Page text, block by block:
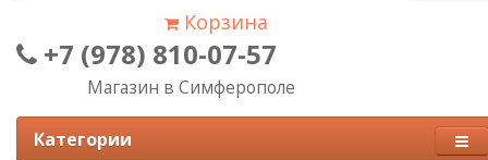
Корзина
+7 (978) 810-07-57
Магазин в Симферополе
Категории